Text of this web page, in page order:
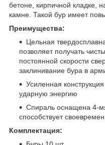
бетоне, кирпичной кладке,
камне. Такой бур имеет
Преимущества:
Цельная
позволяет получать
постоянной скорости
заклинивание бура в
Усиленная
ударную энергию
Спираль оснащена 4-
способствует
Комплектация: